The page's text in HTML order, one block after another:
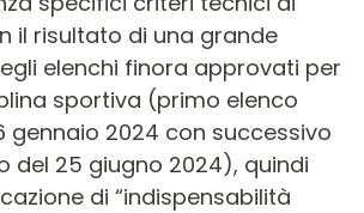
il risultato di una grande
elenchi finora approvati per
sportiva (primo elenco
gennaio 2024 con successivo
del 25 giugno 2024), quindi
di “indispensabilità